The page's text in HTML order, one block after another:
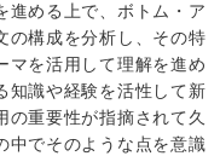
める上で、ボトム・ア
の構成を分析し、その特
マを活用して理解を進め
知識や経験を活性して新
重要性が指摘されて久
中でそのような点を意識